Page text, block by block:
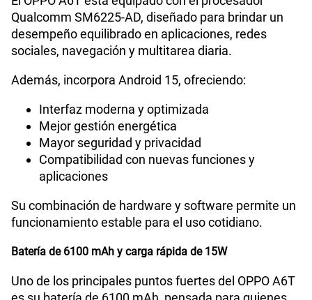
Qualcomm SM6225-AD, diseñado para brindar un
desempeño equilibrado en aplicaciones, redes
sociales, navegación y multitarea diaria.
Además, incorpora Android 15, ofreciendo:
Interfaz moderna y optimizada
Mejor gestión energética
Mayor seguridad y privacidad
Compatibilidad con nuevas funciones y
aplicaciones
Su combinación de hardware y software permite un
funcionamiento estable para el uso cotidiano.
Batería de 6100 mAh y carga rápida de 15W
Uno de los principales puntos fuertes del OPPO A6T